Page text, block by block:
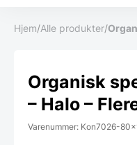
Hjem/Alle produkter/
Organisk
– Halo –
Varenummer: Kon7026-